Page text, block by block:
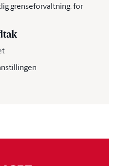
grenseforvaltning, for